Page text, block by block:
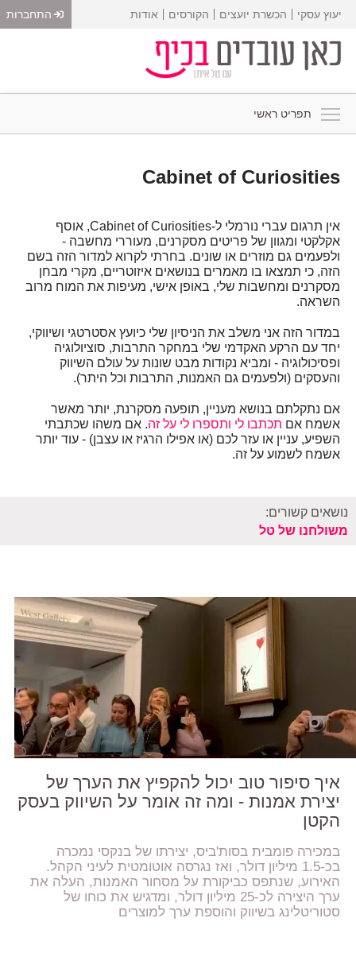
יעוץ עסקי הכשרת יועצים הקורסים אודות התחברות
תפריט ראשי
Cabinet of Curiosities
אין תרגום עברי נורמלי ל-Cabinet of Curiosities, אוסף
אקלקטי ומגוון של פריטים מסקרנים, מעוררי מחשבה -
ולפעמים גם מוזרים או שונים. בחרתי לקרוא למדור הזה בשם
הזה, כי תמצאו בו מאמרים בנושאים איזוטריים, מקרי מבחן
מסקרנים ומחשבות שלי, באופן אישי, מעיפות את המוח מרוב
השראה.
במדור הזה אני משלב את הניסיון שלי כיועץ אסטרטגי ושיווקי,
יחד עם הרקע האקדמי שלי במחקר התרבות, סוציולוגיה
ופסיכולוגיה - ומביא נקודות מבט שונות על עולם השיווק
והעסקים (ולפעמים גם האמנות, התרבות וכל היתר).
אם נתקלתם בנושא מעניין, תופעה מסקרנת, יותר מאשר
אשמח אם תכתבו לי ותספרו לי על זה. אם משהו שכתבתי
השפיע, עניין או עזר לכם (או אפילו הרגיז או עצבן) - עוד יותר
אשמח לשמוע על זה.
נושאים קשורים:
משולחנו של טל
איך סיפור טוב יכול להקפיץ את הערך של
יצירת אמנות - ומה זה אומר על השיווק בעסק
הקטן
במכירה פומבית בסות'ביס, יצירתו של בנקסי נמכרה
בכ-1.5 מיליון דולר, ואז נגרסה אוטומטית לעיני הקהל.
האירוע, שנתפס כביקורת על מסחור האמנות, העלה את
ערך היצירה לכ-25 מיליון דולר, ומדגיש את כוחו של
סטוריטלינג בשיווק והוספת ערך למוצרים